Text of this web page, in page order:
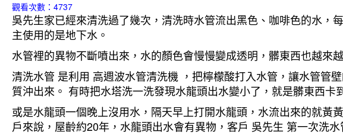
觀看次數：4737
吳先生家已經來清洗過了幾次，清洗時水管流出黑色、咖啡色的水
主使用的是地下水。
水管裡的異物不斷噴出來，水的顏色會慢慢變成透明，髒東西也越來
清洗水管 是利用 高週波水管清洗機 ，把檸檬酸打入水管，讓水管管
質沖出來。 有時把水塔洗一洗發現水龍頭出水變小了，就是髒東西卡
或是水龍頭一個晚上沒用水，隔天早上打開水龍頭，水流出來的就
戶來說，屋齡約20年，水龍頭出水會有異物，客戶 吳先生 第一次洗